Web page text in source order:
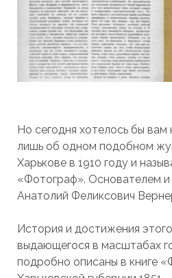
Но сегодня хотелось бы вам
лишь об одном подобном
Харькове в 1910 году и
«Фотограф». Основателем и
Анатолий Феликсович
История и достижения
выдающегося в масштабах
подробно описаны в книге